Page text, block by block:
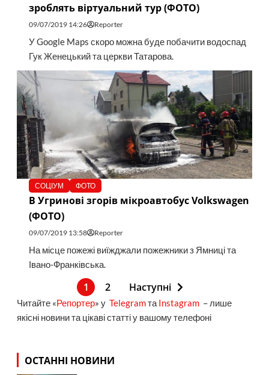
зроблять віртуальний тур (ФОТО)
09/07/2019 14:26 Reporter
У Google Maps скоро можна буде побачити водоспад
Гук Женецький та церкви Татарова.
СОЦІУМ ФОТО
В Угринові згорів мікроавтобус Volkswagen
(ФОТО)
09/07/2019 13:58 Reporter
На місце пожежі виїжджали пожежники з Ямниці та
Івано-Франківська.
1 2 Наступні
Читайте «Репортер» у Telegramта Instagram– лише
якісні новини та цікаві статті у вашому телефоні
ОСТАННІ НОВИНИ